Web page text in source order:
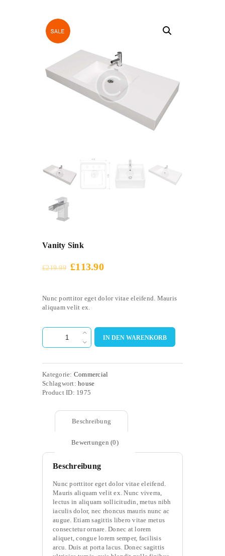
Vanity Sink
£219.99 £113.90
Nunc porttitor eget dolor vitae eleifend. Mauris
aliquam velit ex.
Vanity
Menge
IN DEN WARENKORB
Kategorie: Commercial
Schlagwort: house
Product ID: 1975
Beschreibung
Bewertungen (0)
Beschreibung
Nunc porttitor eget dolor vitae eleifend.
Mauris aliquam velit ex. Nunc viverra,
lectus in aliquam sollicitudin, metus nibh
iaculis dolor, nec rhoncus mauris nunc ac
augue. Etiam sagittis libero vitae metus
consectetur ornare. Donec at lorem
aliquet, congue lorem semper, facilisis
arcu. Duis at porta lacus. Donec sagittis